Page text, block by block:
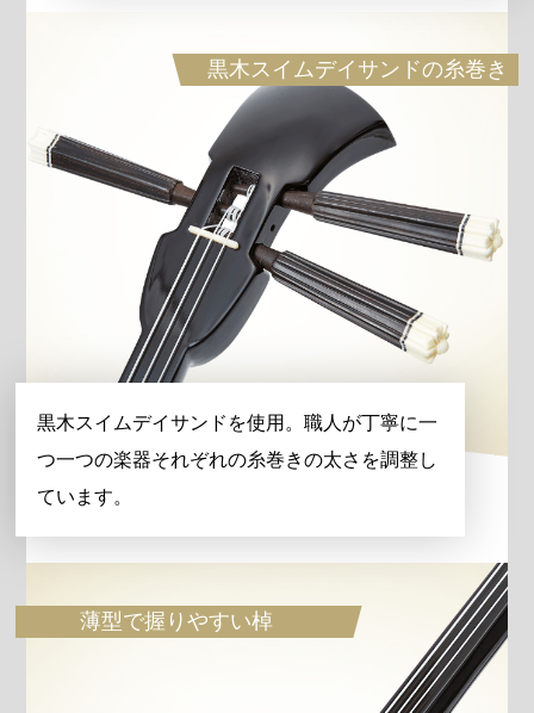
黒木スイムデイサンドの糸巻き
黒木スイムデイサンドを使用。職人が丁寧に一
つ一つの楽器それぞれの糸巻きの太さを調整し
ています。
薄型で握りやすい棹